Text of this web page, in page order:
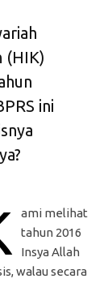
(HIK)
ini
ami melihat
tahun 2016
Insya Allah
walau secara